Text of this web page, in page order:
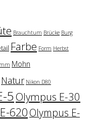
Brauchtum Brücke Burg
Farbe Form Herbst
Mohn
Natur Nikon D80
5 Olympus E-30
620Olympus E-